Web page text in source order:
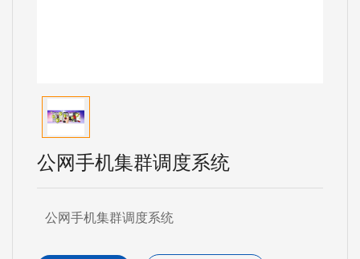
公网手机集群调度系统
公网手机集群调度系统